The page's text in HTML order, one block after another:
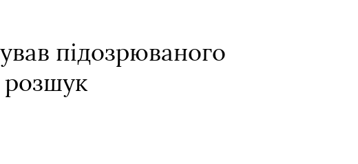
підозрюваного
розшук